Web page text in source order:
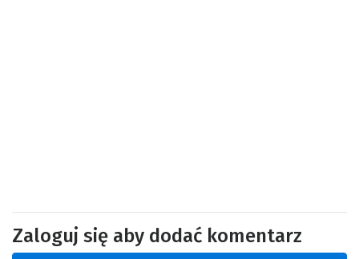
Zaloguj się aby dodać komentarz